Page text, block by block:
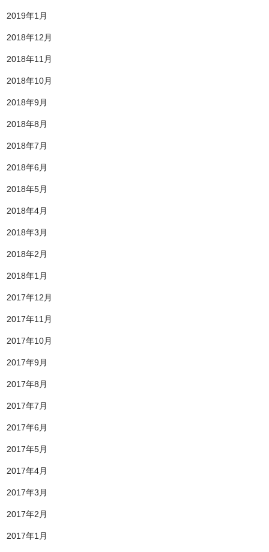
2019年1月
2018年12月
2018年11月
2018年10月
2018年9月
2018年8月
2018年7月
2018年6月
2018年5月
2018年4月
2018年3月
2018年2月
2018年1月
2017年12月
2017年11月
2017年10月
2017年9月
2017年8月
2017年7月
2017年6月
2017年5月
2017年4月
2017年3月
2017年2月
2017年1月